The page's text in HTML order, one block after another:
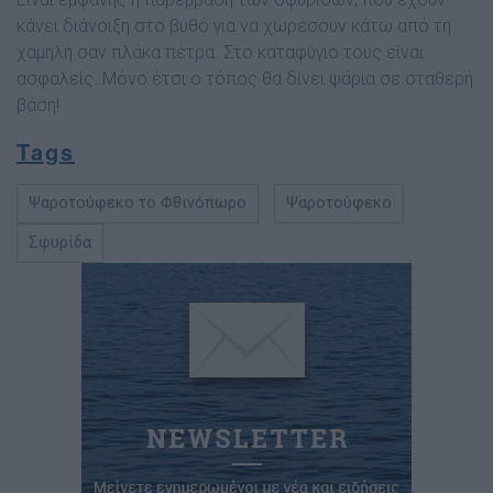
κάνει διάνοιξη στο βυθό για να χωρέσουν κάτω από τη
χαμηλή σαν πλάκα πέτρα. Στο καταφύγιο τους είναι
ασφαλείς. Μόνο έτσι ο τόπος θα δίνει ψάρια σε σταθερή
βάση!
Tags
Ψαροτούφεκο το Φθινόπωρο Ψαροτούφεκο
Σφυρίδα